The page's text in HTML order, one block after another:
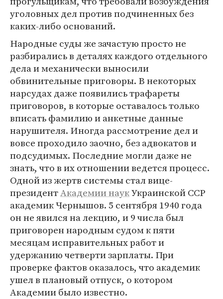
уголовных дел против подчиненных без
каких-либо оснований.
Народные суды же зачастую просто не
разбирались в деталях каждого отдельного
дела и механически выносили
обвинительные приговоры. В некоторых
нарсудах даже появились трафареты
приговоров, в которые оставалось только
вписать фамилию и анкетные данные
нарушителя. Иногда рассмотрение дел и
вовсе проходило заочно, без адвокатов и
подсудимых. Последние могли даже не
знать, что в их отношении ведется процесс.
Одной из жертв системы стал вице-
президентАкадемии наукУкраинской ССР
академик Чернышов. 5 сентября 1940 года
он не явился на лекцию, и 9 числа был
приговорен народным судом к пяти
месяцам исправительных работ и
удержанию четверти зарплаты. При
проверке фактов оказалось, что академик
ушел в плановый отпуск, о котором
Академии было известно.